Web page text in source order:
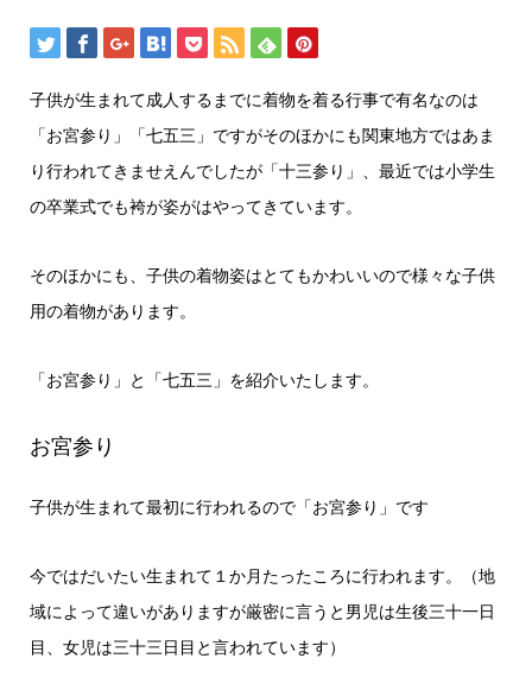
子供が生まれて成人するまでに着物を着る行事で有名なのは
「お宮参り」「七五三」ですがそのほかにも関東地方ではあま
り行われてきませえんでしたが「十三参り」、最近では小学生
の卒業式でも袴が姿がはやってきています。
そのほかにも、子供の着物姿はとてもかわいいので様々な子供
用の着物があります。
「お宮参り」と「七五三」を紹介いたします。
お宮参り
子供が生まれて最初に行われるので「お宮参り」です
今ではだいたい生まれて１か月たったころに行われます。（地
域によって違いがありますが厳密に言うと男児は生後三十一日
目、女児は三十三日目と言われています）